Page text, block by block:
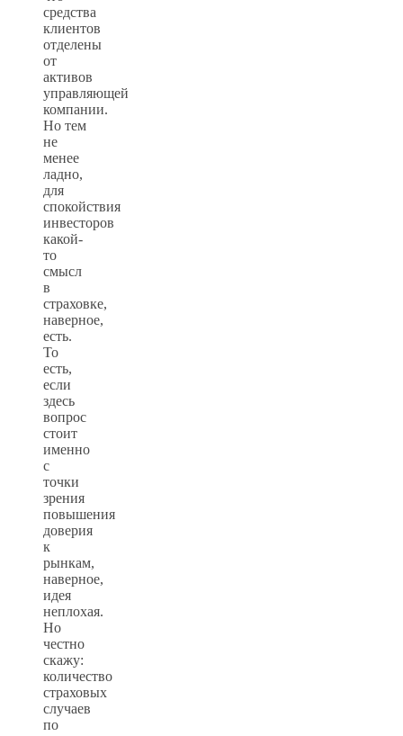
средства
клиентов
отделены
от
активов
управляющей
компании.
Но тем
не
менее
ладно,
для
спокойствия
инвесторов
какой-
то
смысл
в
страховке,
наверное,
есть.
То
есть,
если
здесь
вопрос
стоит
именно
с
точки
зрения
повышения
доверия
к
рынкам,
наверное,
идея
неплохая.
Но
честно
скажу:
количество
страховых
случаев
по